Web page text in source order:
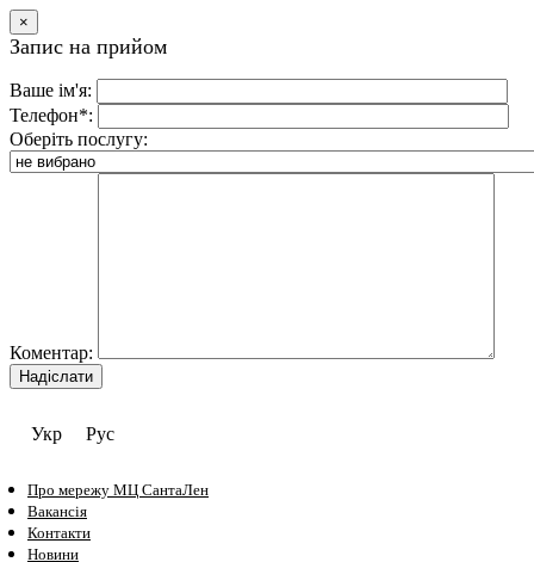
×
Запис на прийом
Ваше ім'я:
Телефон*:
Оберіть послугу:
Коментар:
Укр Рус
Про мережу МЦ СантаЛен
Вакансія
Контакти
Новини